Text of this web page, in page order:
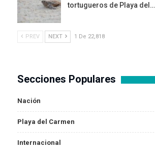
tortugueros de Playa del…
PREV NEXT 1 De 22,818
Secciones Populares
Nación
Playa del Carmen
Internacional